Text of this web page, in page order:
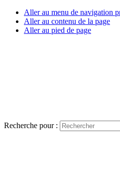
Aller au menu de navigation
Aller au contenu de la page
Aller au pied de page
Recherche pour :